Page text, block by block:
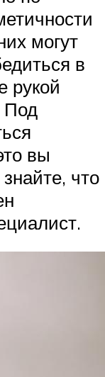
могут
в
рукой
Под
вы
что